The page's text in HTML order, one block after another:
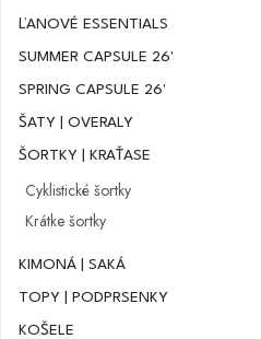
ĽANOVÉ ESSENTIALS
SUMMER CAPSULE 26'
SPRING CAPSULE 26'
ŠATY | OVERALY
ŠORTKY | KRAŤASE
Cyklistické šortky
Krátke šortky
KIMONÁ | SAKÁ
TOPY | PODPRSENKY
KOŠELE